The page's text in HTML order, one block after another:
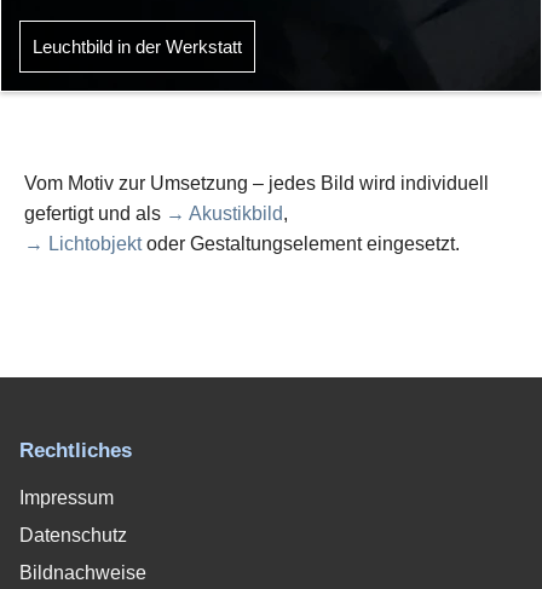
Leuchtbild in der Werkstatt
Vom Motiv zur Umsetzung – jedes Bild wird individuell
gefertigt und als → Akustikbild,
→ Lichtobjektoder Gestaltungselement eingesetzt.
Rechtliches
Impressum
Datenschutz
Bildnachweise